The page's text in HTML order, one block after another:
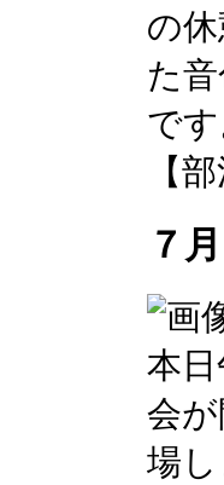
の
た
です
【
７
本
会
場